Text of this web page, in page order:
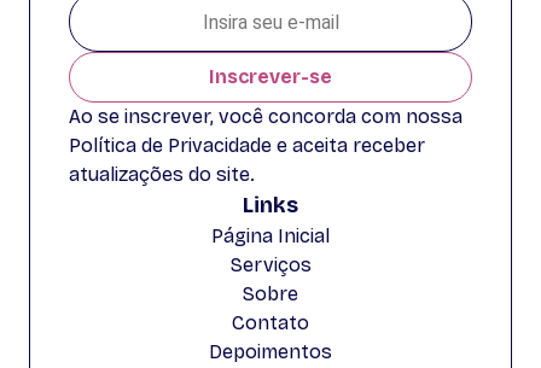
Inscrever-se
Ao se inscrever, você concorda com nossa
Política de Privacidade e aceita receber
atualizações do site.
Links
Página Inicial
Serviços
Sobre
Contato
Depoimentos